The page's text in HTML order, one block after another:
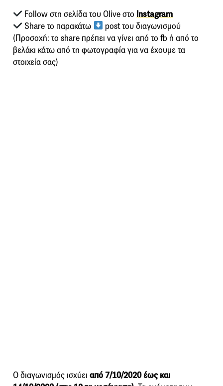
Follow στη σελίδα του Olive στο Instagram
Share το παρακάτω
post του διαγωνισμού
(Προσοχή: το share πρέπει να γίνει από το fb ή από το
βελάκι κάτω από τη φωτογραφία για να έχουμε τα
στοιχεία σας)
Ο διαγωνισμός ισχύει από 7/10/2020 έως και